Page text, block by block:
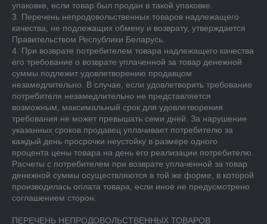
упаковке, если товар был продан в такой упаковке.
3. Перечень непродовольственных товаров надлежащего
качества, не подлежащих обмену и возврату, утверждается
Правительством Республики Беларусь.
4. При возврате потребителем товара надлежащего качества
его требование о возврате уплаченной за товар денежной
суммы подлежит удовлетворению продавцом
незамедлительно. В случае, если удовлетворить требование
потребителя незамедлительно не представляется
возможным, максимальный срок для удовлетворения
требования не может превышать семи дней. За нарушение
указанных сроков продавец уплачивает потребителю за
каждый день просрочки неустойку в размере одного
процента цены товара на день его реализации потребителю.
Расчеты с потребителем при возврате уплаченной за товар
денежной суммы осуществляются в той же форме, в которой
производилась оплата товара, если иное не предусмотрено
соглашением сторон.
ПЕРЕЧЕНЬ НЕПРОДОВОЛЬСТВЕННЫХ ТОВАРОВ